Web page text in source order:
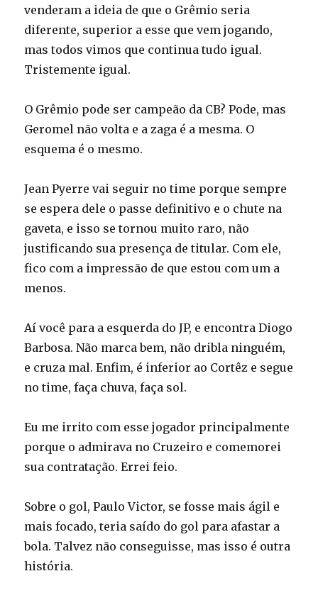
venderam a ideia de que o Grêmio seria
diferente, superior a esse que vem jogando,
mas todos vimos que continua tudo igual.
Tristemente igual.
O Grêmio pode ser campeão da CB? Pode, mas
Geromel não volta e a zaga é a mesma. O
esquema é o mesmo.
Jean Pyerre vai seguir no time porque sempre
se espera dele o passe definitivo e o chute na
gaveta, e isso se tornou muito raro, não
justificando sua presença de titular. Com ele,
fico com a impressão de que estou com um a
menos.
Aí você para a esquerda do JP, e encontra Diogo
Barbosa. Não marca bem, não dribla ninguém,
e cruza mal. Enfim, é inferior ao Cortêz e segue
no time, faça chuva, faça sol.
Eu me irrito com esse jogador principalmente
porque o admirava no Cruzeiro e comemorei
sua contratação. Errei feio.
Sobre o gol, Paulo Victor, se fosse mais ágil e
mais focado, teria saído do gol para afastar a
bola. Talvez não conseguisse, mas isso é outra
história.